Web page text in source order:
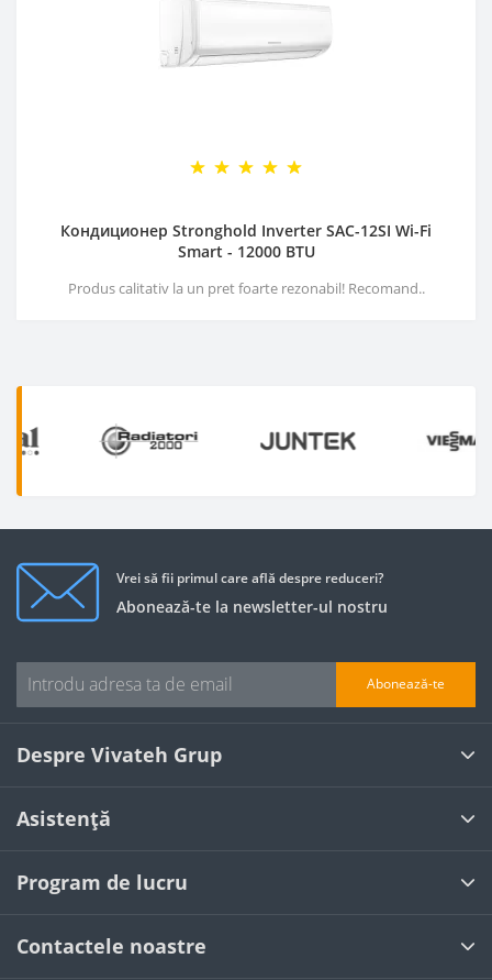
Кондиционер Stronghold Inverter SAC-12SI Wi-Fi
Smart - 12000 BTU
Produs calitativ la un pret foarte rezonabil! Recomand..
Vrei să fii primul care află despre reduceri?
Abonează-te la newsletter-ul nostru
Abonează-te
Despre Vivateh Grup
Asistență
Program de lucru
Contactele noastre